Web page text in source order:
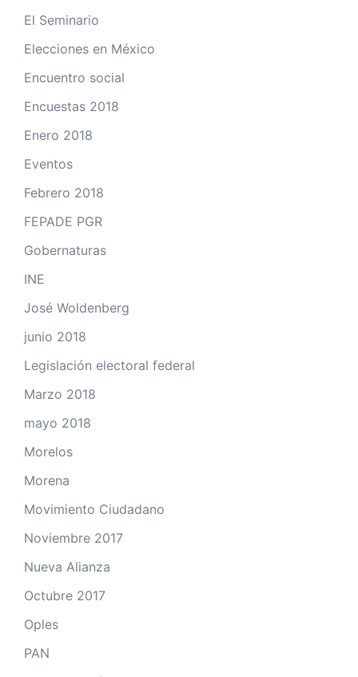
El Seminario
Elecciones en México
Encuentro social
Encuestas 2018
Enero 2018
Eventos
Febrero 2018
FEPADE PGR
Gobernaturas
INE
José Woldenberg
junio 2018
Legislación electoral federal
Marzo 2018
mayo 2018
Morelos
Morena
Movimiento Ciudadano
Noviembre 2017
Nueva Alianza
Octubre 2017
Oples
PAN